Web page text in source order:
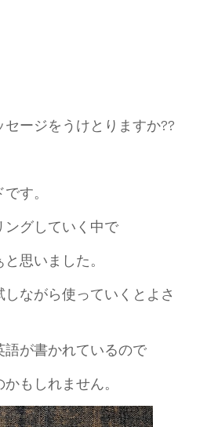
ージをうけとりますか??
す。
ングしていく中で
思いました。
ながら使っていくとよさ
が書かれているので
もしれません。